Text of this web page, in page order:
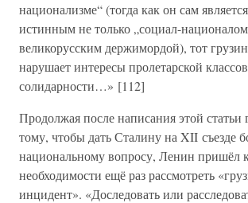
национализме“ (тогда как он сам
истинным не только „социал-
великорусским держимордой), тот
нарушает интересы пролетарской
солидарности…» [112]
Продолжая после написания этой статьи
тому, чтобы дать Сталину на XII съезде
национальному вопросу, Ленин пришёл
необходимости ещё раз рассмотреть
инцидент». «Доследовать или